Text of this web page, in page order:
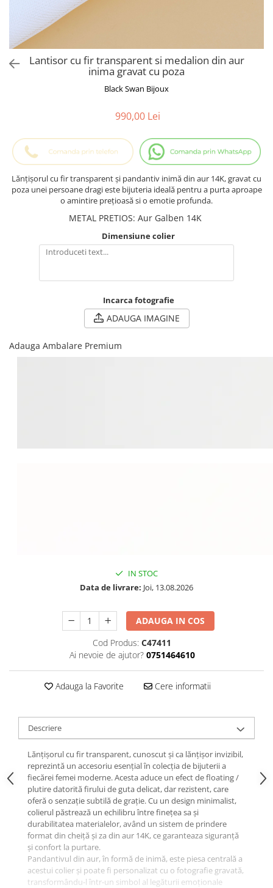
Cadouri pentru Absolvire
Cadou Educatoare / Invatatoare /
Profesoare
Cadouri Cupluri
Cercei din aur
Bijuterii Profesii
Bijuterii Pasiuni & Hobby
Bijuterii Tematice Sport
Bijuterii cu mesaj Motivational
Bijuterii personalizate cu poza
Lantisor cu fir transparent si medalion din aur
inima gravat cu poza
Black Swan Bijoux
990,00 Lei
Lănțișorul cu fir transparent și pandantiv inimă din aur 14K, gravat cu
poza unei persoane dragi este bijuteria ideală pentru a purta aproape
o amintire prețioasă si o emotie profunda.
METAL PRETIOS: Aur Galben 14K
Dimensiune colier
Incarca fotografie
ADAUGA IMAGINE
Adauga Ambalare Premium
IN STOC
Data de livrare: Joi, 13.08.2026
ADAUGA IN COS
Cod Produs: C47411
Ai nevoie de ajutor? 0751464610
Adauga la Favorite Cere informatii
Descriere
Lănțișorul cu fir transparent, cunoscut și ca lănțișor invizibil,
reprezintă un accesoriu esențial în colecția de bijuterii a
fiecărei femei moderne. Acesta aduce un efect de floating /
plutire datorită firului de guta delicat, dar rezistent, care
oferă o senzație subtilă de grație. Cu un design minimalist,
colierul păstrează un echilibru între finețea sa și
durabilitatea materialelor, având un sistem de prindere
format din cheiță și za din aur 14K, ce garanteaza siguranță
și confort la purtare.
Pandantivul din aur, în formă de inimă, este piesa centrală a
acestui colier și poate fi personalizat cu o fotografie gravată,
transformându-l într-un simbol al legăturii emoționale